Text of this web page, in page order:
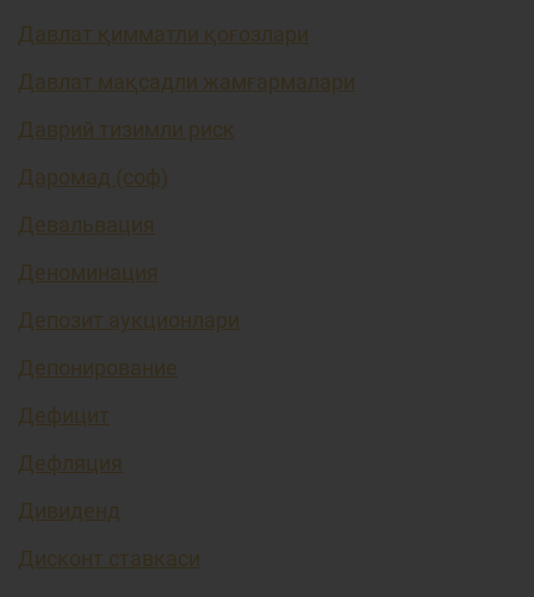
Давлат қимматли қоғозлари
Давлат мақсадли жамғармалари
Даврий тизимли риск
Даромад (соф)
Девальвация
Деноминация
Депозит аукционлари
Депонирование
Дефицит
Дефляция
Дивиденд
Дисконт ставкаси